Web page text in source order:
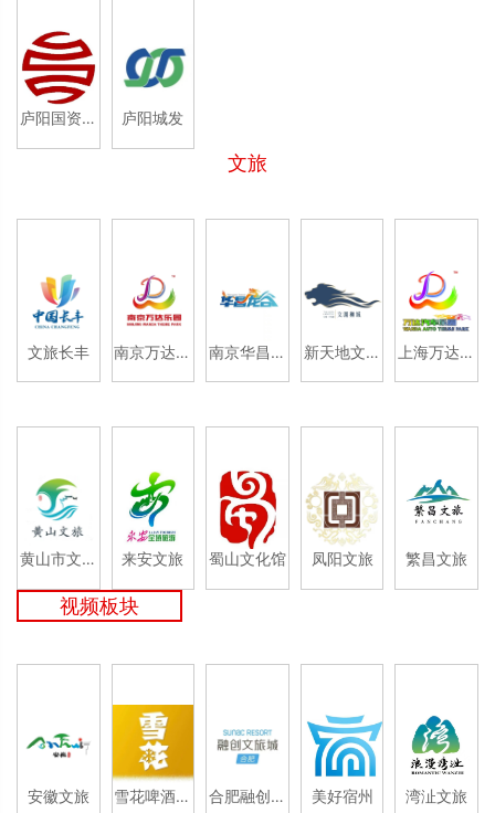
庐阳国资经
庐阳城发
文旅
文旅长丰
南京万达乐
南京华昌龙
新天地文渊
上海万达乐
黄山市文化
来安文旅 蜀山文化馆 凤阳文旅 繁昌文旅
视频板块
安徽文旅
雪花啤酒安
合肥融创文
美好宿州 湾沚文旅